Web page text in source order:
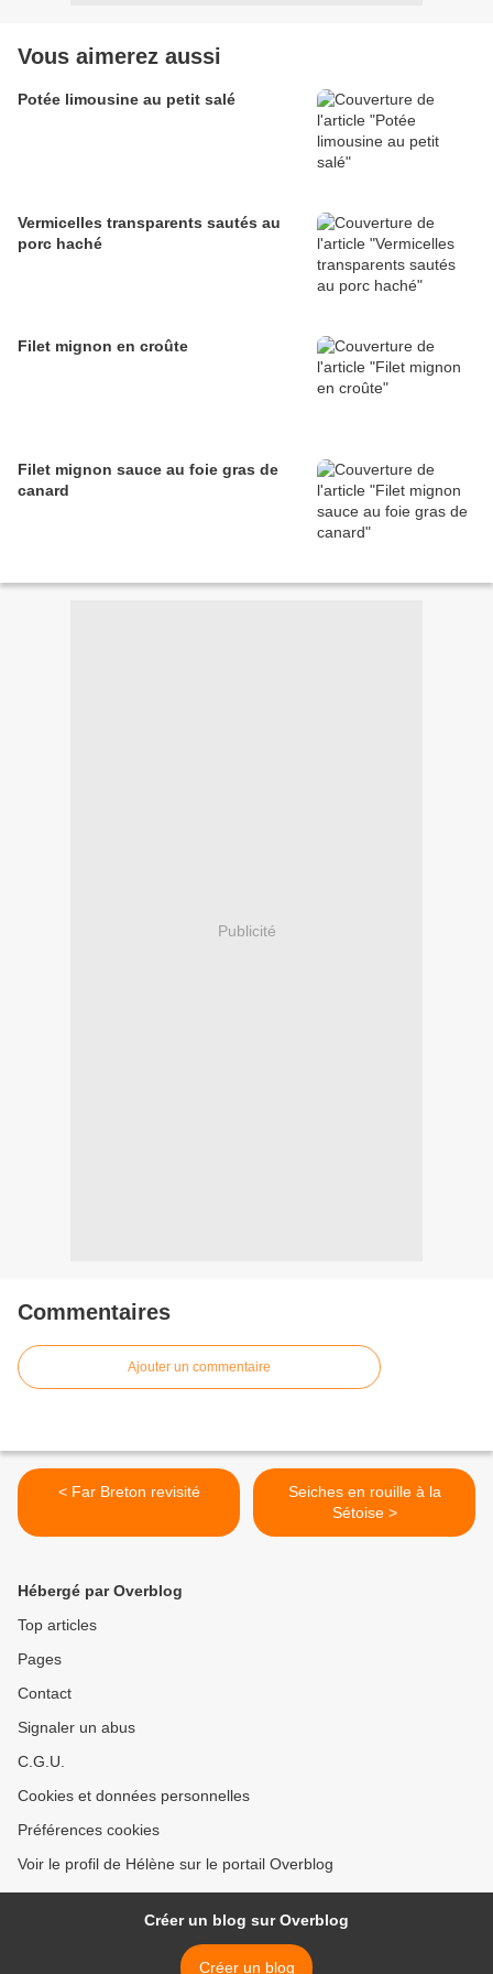
Vous aimerez aussi
Potée limousine au petit salé
Vermicelles transparents sautés au
porc haché
Filet mignon en croûte
Filet mignon sauce au foie gras de
canard
Publicité
Commentaires
Ajouter un commentaire
< Far Breton revisité
Seiches en rouille à la
Sétoise >
Hébergé par Overblog
Top articles
Pages
Contact
Signaler un abus
C.G.U.
Cookies et données personnelles
Préférences cookies
Voir le profil de Hélène sur le portail Overblog
Créer un blog sur Overblog
Créer un blog